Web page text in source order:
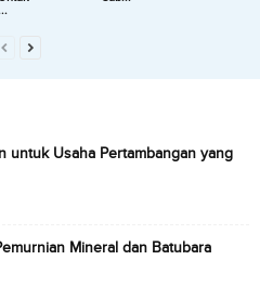
untuk Usaha Pertambangan yang
Mineral dan Batubara